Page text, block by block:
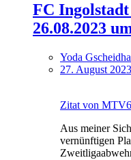
FC
26.08.2023
Yoda
27. August
Zitat von
Aus meiner
vernünftigen